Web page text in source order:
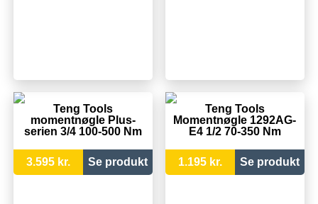
Teng Tools
momentnøgle Plus-
serien 3/4 100-500 Nm
3.595 kr. Se produkt
Teng Tools
Momentnøgle 1292AG-
E4 1/2 70-350 Nm
1.195 kr. Se produkt